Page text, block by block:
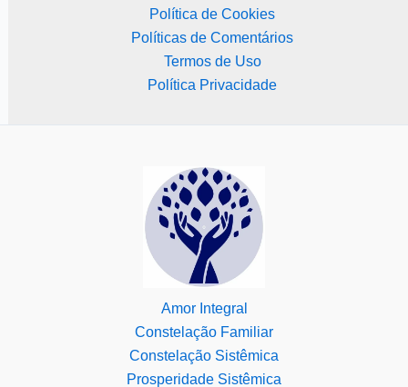
Política de Cookies
Políticas de Comentários
Termos de Uso
Política Privacidade
Amor Integral
Constelação Familiar
Constelação Sistêmica
Prosperidade Sistêmica